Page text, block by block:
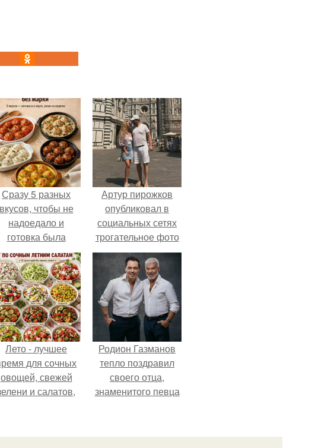
Сразу 5 разных
вкусов, чтобы не
надоедало и
готовка была
проще.
Артур пирожков
опубликовал в
социальных сетях
трогательное фото
с супругой
Анжеликой,
сделанное во
время их недавнего
путешествия в
Италию.
Лето - лучшее
для сочных
овощей, свежей
и салатов,
минут.
Родион Газманов
тепло поздравил
своего отца,
знаменитого певца
75-летием.